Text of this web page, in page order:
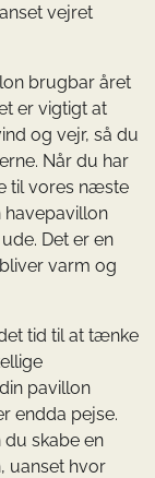
vejret
brugbar året
er vigtigt at
og vejr, så du
Når du har
til vores næste
havepavillon
Det er en
varm og
tid til at tænke
pavillon
endda pejse.
skabe en
uanset hvor